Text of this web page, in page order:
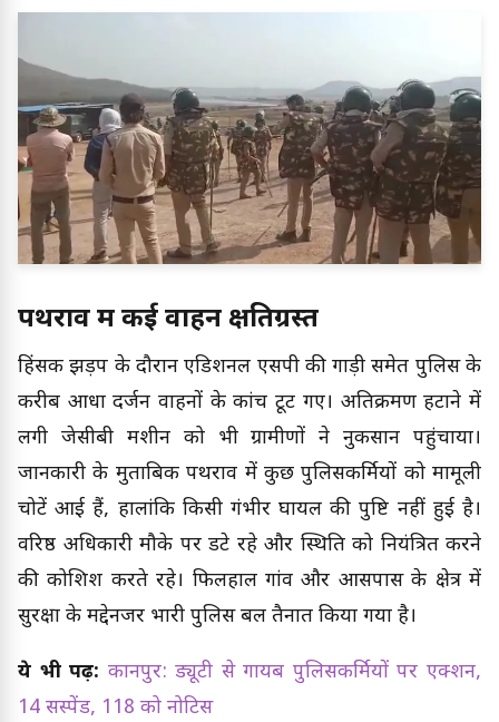
पथराव में कई वाहन क्षतिग्रस्त
हिंसक झड़प के दौरान एडिशनल एसपी की गाड़ी समेत पुलिस के
करीब आधा दर्जन वाहनों के कांच टूट गए। अतिक्रमण हटाने में
लगी जेसीबी मशीन को भी ग्रामीणों ने नुकसान पहुंचाया।
जानकारी के मुताबिक पथराव में कुछ पुलिसकर्मियों को मामूली
चोटें आई हैं, हालांकि किसी गंभीर घायल की पुष्टि नहीं हुई है।
वरिष्ठ अधिकारी मौके पर डटे रहे और स्थिति को नियंत्रित करने
की कोशिश करते रहे। फिलहाल गांव और आसपास के क्षेत्र में
सुरक्षा के मद्देनजर भारी पुलिस बल तैनात किया गया है।
ये भी पढ़ें: कानपुर: ड्यूटी से गायब पुलिसकर्मियों पर एक्शन,
14 सस्पेंड, 118 को नोटिस